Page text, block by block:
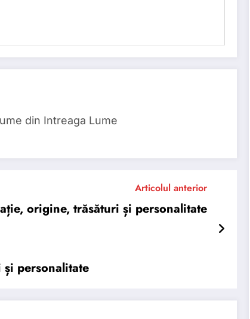
din Intreaga Lume
Articolul anterior
origine, trăsături și personalitate
și personalitate